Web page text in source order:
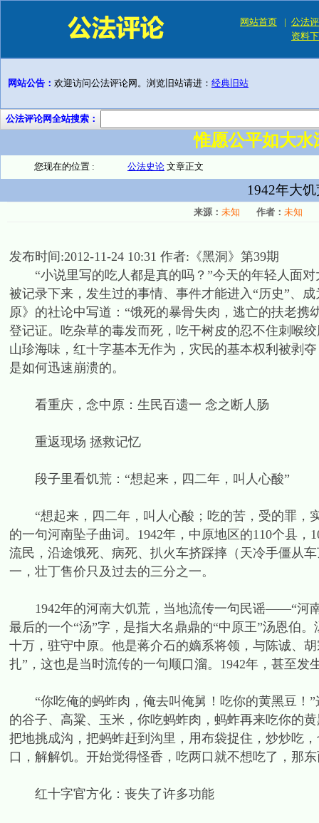
网站首页 | 公法
资料
网站公告： 欢迎访问公法评论网。浏览旧站请进： 经典旧站
公法评论网全站搜索：
惟愿公平如大
您现在的位置 : 公法史论 文章正文
1942年大
来源： 未知 作者： 未知
发布时间:2012-11-24 10:31 作者:《黑洞》第39期
“小说里写的吃人都是真的吗？”今天的年轻人面对
被记录下来，发生过的事情、事件才能进入“历史”、
原》的社论中写道：“饿死的暴骨失肉，逃亡的扶老
登记证。吃杂草的毒发而死，吃干树皮的忍不住刺喉
山珍海味，红十字基本无作为，灾民的基本权利被剥
是如何迅速崩溃的。
看重庆，念中原：生民百遗一 念之断人肠
重返现场 拯救记忆
段子里看饥荒：“想起来，四二年，叫人心酸”
“想起来，四二年，叫人心酸；吃的苦，受的罪，
的一句河南坠子曲词。1942年，中原地区的110个县
流民，沿途饿死、病死、扒火车挤踩摔（天冷手僵从
一，壮丁售价只及过去的三分之一。
1942年的河南大饥荒，当地流传一句民谣——“河南
最后的一个“汤”字，是指大名鼎鼎的“中原王”汤恩伯
十万，驻守中原。他是蒋介石的嫡系将领，与陈诚、
扎”，这也是当时流传的一句顺口溜。1942年，甚至发
“你吃俺的蚂蚱肉，俺去叫俺舅！吃你的黄黑豆！”
的谷子、高粱、玉米，你吃蚂蚱肉，蚂蚱再来吃你的
把地挑成沟，把蚂蚱赶到沟里，用布袋捉住，炒炒吃
口，解解饥。开始觉得怪香，吃两口就不想吃了，那
红十字官方化：丧失了许多功能